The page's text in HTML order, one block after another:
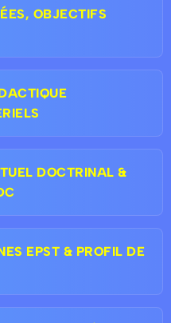
OBJECTIFS
DOCTRINAL &
EPST & PROFIL DE